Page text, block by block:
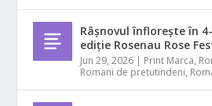
Râșnovul înflorește în
ediție Rosenau Rose
Jun 29, 2026 | Print Marca,
Romani de pretutindeni,